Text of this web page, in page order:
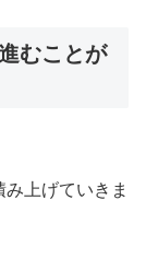
むことが
み上げていきま